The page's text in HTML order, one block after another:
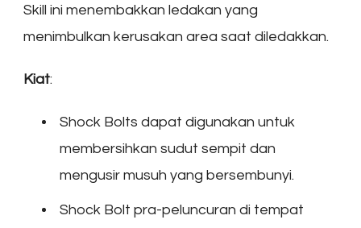
Skill ini menembakkan ledakan yang
menimbulkan kerusakan area saat diledakkan.
Kiat:
Shock Bolts dapat digunakan untuk
membersihkan sudut sempit dan
mengusir musuh yang bersembunyi.
Shock Bolt pra-peluncuran di tempat